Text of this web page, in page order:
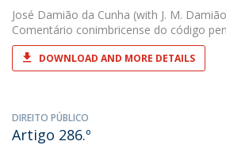
José Damião da Cunha (with J. M.
Comentário conimbricense do código
DOWNLOAD AND MORE DETAILS
DIREITO PÚBLICO
Artigo 286.º